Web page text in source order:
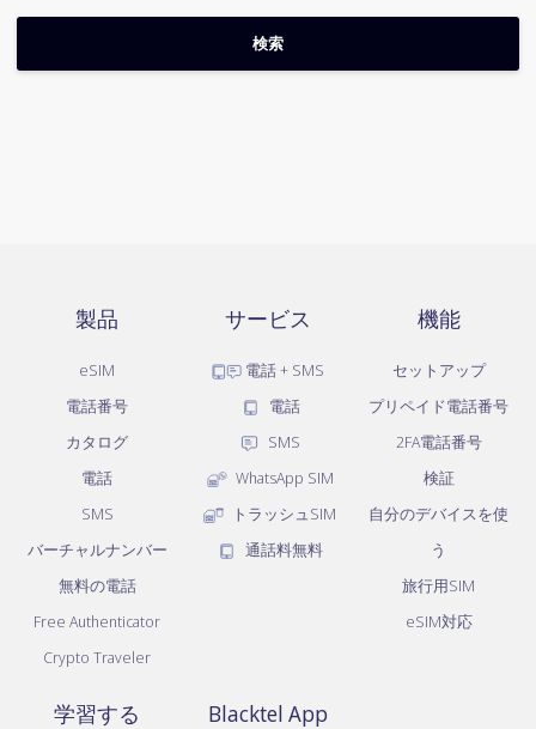
製品
eSIM
電話番号
カタログ
電話
SMS
バーチャルナンバー
無料の電話
Free Authenticator
Crypto Traveler
サービス
電話 + SMS
電話
SMS
WhatsApp SIM
トラッシュSIM
通話料無料
機能
セットアップ
プリペイド電話番号
2FA電話番号
検証
自分のデバイスを使
う
旅行用SIM
eSIM対応
学習する Blacktel App